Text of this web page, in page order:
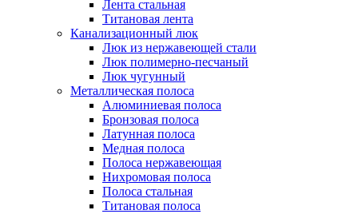
Лента стальная
Титановая лента
Канализационный люк
Люк из нержавеющей стали
Люк полимерно-песчаный
Люк чугунный
Металлическая полоса
Алюминиевая полоса
Бронзовая полоса
Латунная полоса
Медная полоса
Полоса нержавеющая
Нихромовая полоса
Полоса стальная
Титановая полоса